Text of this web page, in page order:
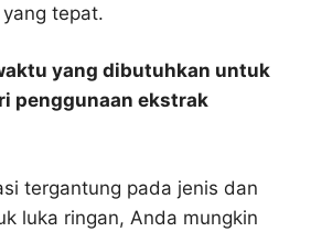
tepat.
yang dibutuhkan untuk
penggunaan ekstrak
tergantung pada jenis dan
luka ringan, Anda mungkin